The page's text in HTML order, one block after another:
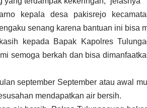
kepala desa pakisrejo
senang karena bantuan ini bisa
kepada Bapak Kapolres
semoga berkah dan bisa
september September atau awal
mendapatkan air bersih.
air bersih, Polres Tulungagung